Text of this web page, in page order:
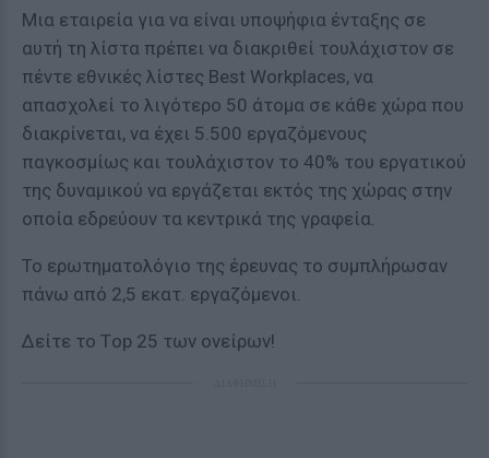
Μια εταιρεία για να είναι υποψήφια ένταξης σε
αυτή τη λίστα πρέπει να διακριθεί τουλάχιστον σε
πέντε εθνικές λίστες Best Workplaces, να
απασχολεί το λιγότερο 50 άτομα σε κάθε χώρα που
διακρίνεται, να έχει 5.500 εργαζόμενους
παγκοσμίως και τουλάχιστον το 40% του εργατικού
της δυναμικού να εργάζεται εκτός της χώρας στην
οποία εδρεύουν τα κεντρικά της γραφεία.
Το ερωτηματολόγιο της έρευνας το συμπλήρωσαν
πάνω από 2,5 εκατ. εργαζόμενοι.
Δείτε το Τop 25 των ονείρων!